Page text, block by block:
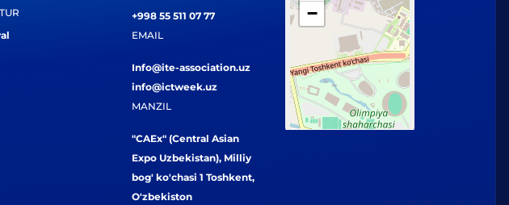
+998 55 511 07 77
EMAIL
Info@ite-association.uz
info@ictweek.uz
MANZIL
"CAEx" (Central Asian
Expo Uzbekistan), Milliy
bog' ko'chasi 1 Toshkent,
O'zbekiston
−